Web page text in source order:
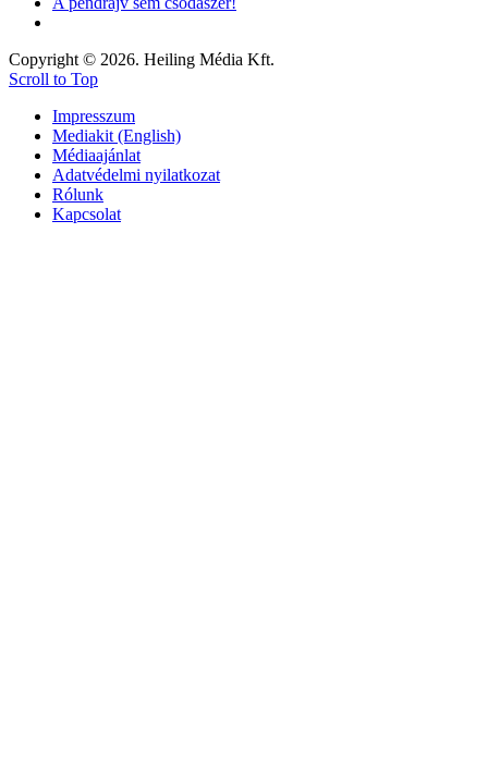
Copyright © 2026. Heiling Média Kft.
Scroll to Top
Impresszum
Mediakit (English)
Médiaajánlat
Adatvédelmi nyilatkozat
Rólunk
Kapcsolat